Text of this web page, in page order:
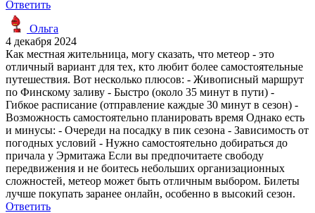
Ответить
Ольга
4 декабря 2024
Как местная жительница, могу сказать, что метеор - это
отличный вариант для тех, кто любит более самостоятельные
путешествия. Вот несколько плюсов: - Живописный маршрут
по Финскому заливу - Быстро (около 35 минут в пути) -
Гибкое расписание (отправление каждые 30 минут в сезон) -
Возможность самостоятельно планировать время Однако есть
и минусы: - Очереди на посадку в пик сезона - Зависимость от
погодных условий - Нужно самостоятельно добираться до
причала у Эрмитажа Если вы предпочитаете свободу
передвижения и не боитесь небольших организационных
сложностей, метеор может быть отличным выбором. Билеты
лучше покупать заранее онлайн, особенно в высокий сезон.
Ответить